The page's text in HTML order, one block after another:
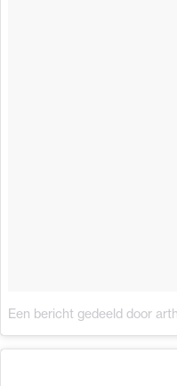
Een bericht gedeeld door